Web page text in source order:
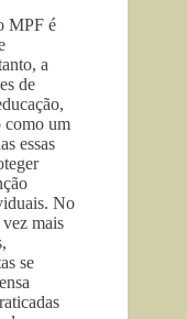
MPF é
a
de
como um
essas
No
mais
se